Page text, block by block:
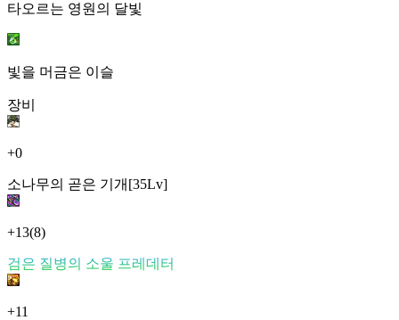
타오르는 영원의 달빛
빛을 머금은 이슬
장비
+0
소나무의 곧은 기개[35Lv]
+13(8)
검은 질병의 소울 프레데터
+11